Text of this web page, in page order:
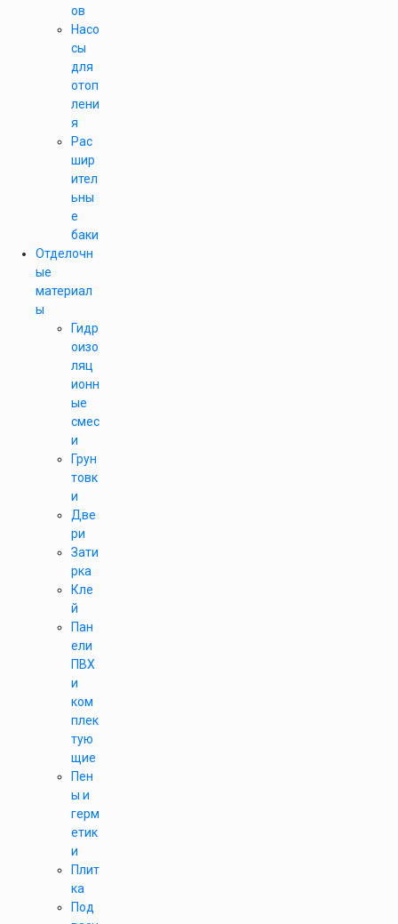
ов
Насо
сы
для
отоп
лени
я
Рас
шир
ител
ьны
е
баки
Отделочн
ые
материал
ы
Гидр
оизо
ляц
ионн
ые
смес
и
Грун
товк
и
Две
ри
Зати
рка
Кле
й
Пан
ели
ПВХ
и
ком
плек
тую
щие
Пен
ы и
герм
етик
и
Плит
ка
Под